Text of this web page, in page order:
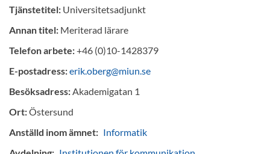
Tjänstetitel: Universitetsadjunkt
Annan titel: Meriterad lärare
Telefon arbete:+46 (0)10-1428379
E-postadress:erik.oberg@miun.se
Besöksadress:Akademigatan 1
Ort:Östersund
Anställd inom ämnet: Informatik